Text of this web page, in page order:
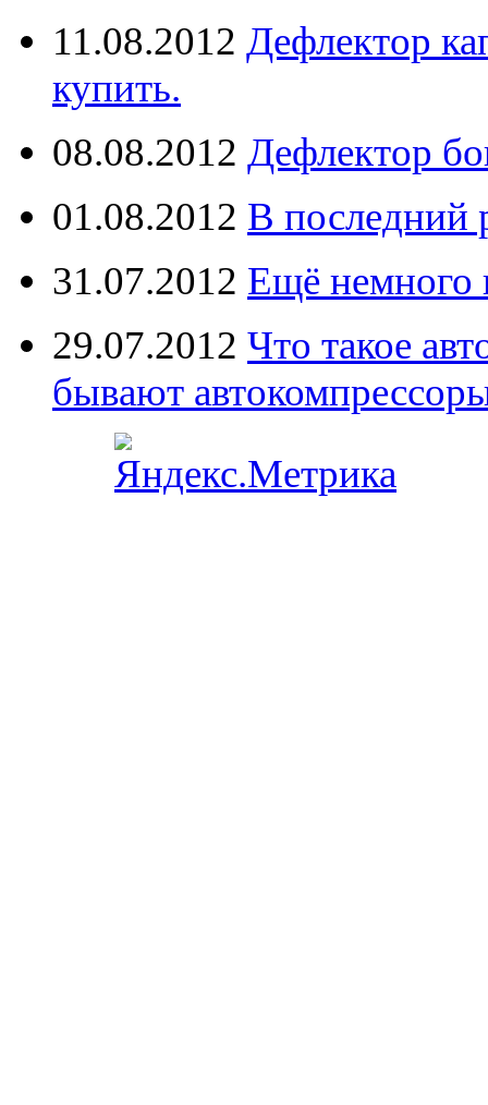
11.08.2012 Дефлектор
купить.
08.08.2012 Дефлектор
01.08.2012 В последний
31.07.2012 Ещё немного
29.07.2012 Что такое
бывают